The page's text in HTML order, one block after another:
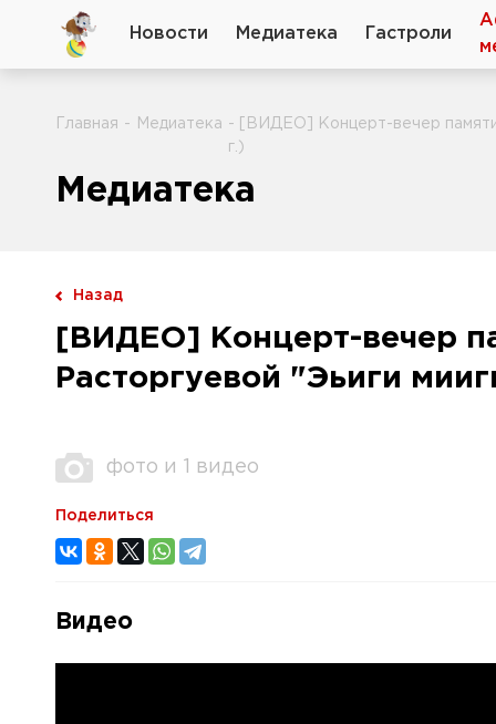
Новости Медиатека Гастроли
Главная - Медиатека - [ВИДЕО] Концерт-вечер памяти
г.)
Медиатека
Назад
[ВИДЕО] Концерт-вечер
Расторгуевой "Эьиги
фото и 1 видео
Поделиться
Видео